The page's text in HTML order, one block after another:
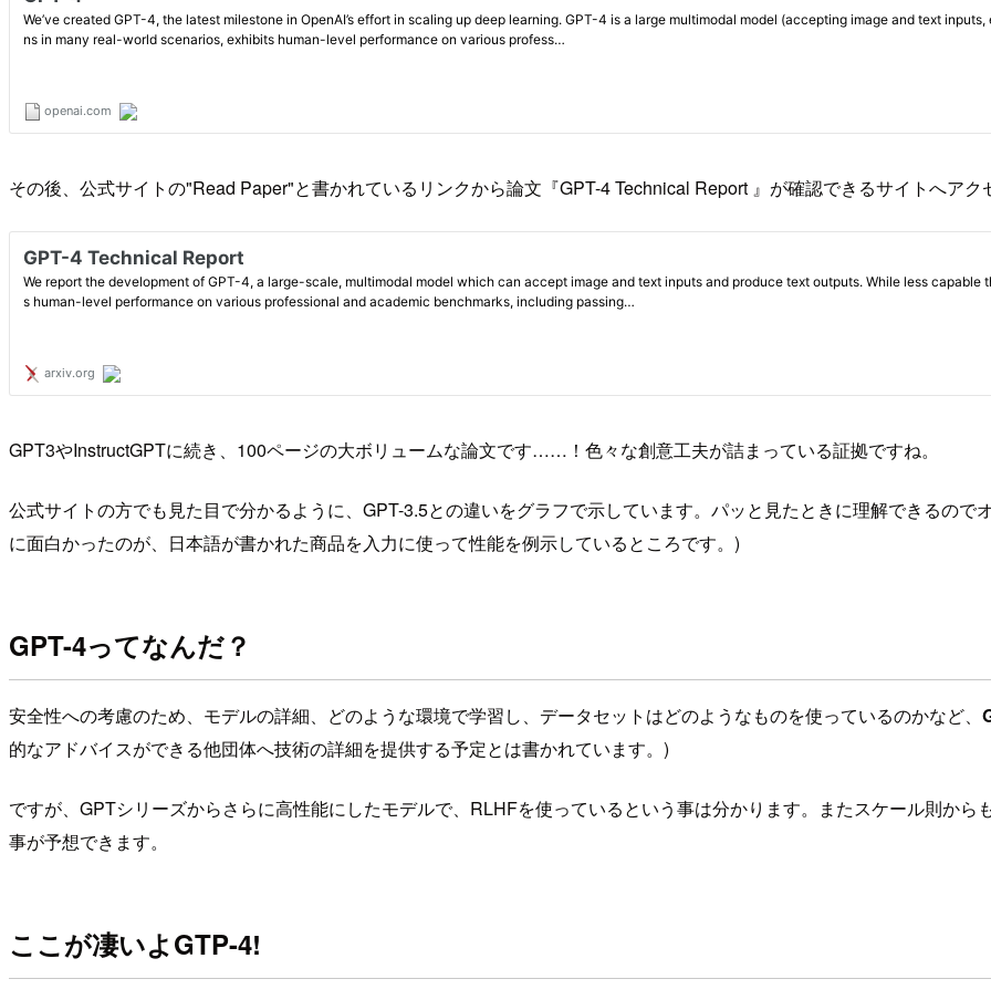
その後、公式サイトの"Read Paper"と書かれているリンクから論文『GPT-4 Technical Report 』が確認できるサイトへアク
GPT3やInstructGPTに続き、100ページの大ボリュームな論文です……！色々な創意工夫が詰まっている証拠ですね。
公式サイトの方でも見た目で分かるように、GPT-3.5との違いをグラフで示しています。パッと見たときに理解できるの
に面白かったのが、日本語が書かれた商品を入力に使って性能を例示しているところです。)
GPT-4ってなんだ？
安全性への考慮のため、モデルの詳細、どのような環境で学習し、データセットはどのようなものを使っているのかなど、
的なアドバイスができる他団体へ技術の詳細を提供する予定とは書かれています。)
ですが、GPTシリーズからさらに高性能にしたモデルで、RLHFを使っているという事は分かります。またスケール則か
事が予想できます。
ここが凄いよGTP-4!